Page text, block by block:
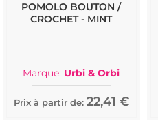
POMOLO BOUTON /
CROCHET - MINT
Marque: Urbi & Orbi
Prix à partir de: 22,41 €